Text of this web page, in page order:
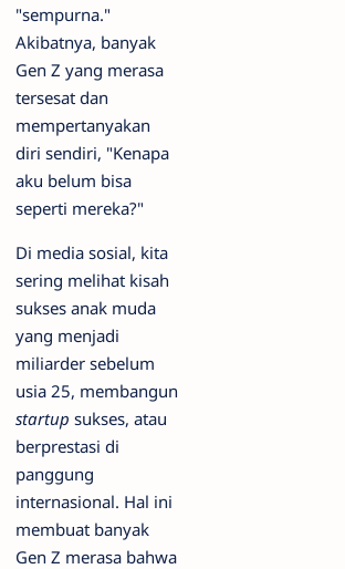
"sempurna."
Akibatnya, banyak
Gen Z yang merasa
tersesat dan
mempertanyakan
diri sendiri, "Kenapa
aku belum bisa
seperti mereka?"
Di media sosial, kita
sering melihat kisah
sukses anak muda
yang menjadi
miliarder sebelum
usia 25, membangun
startup sukses, atau
berprestasi di
panggung
internasional. Hal ini
membuat banyak
Gen Z merasa bahwa